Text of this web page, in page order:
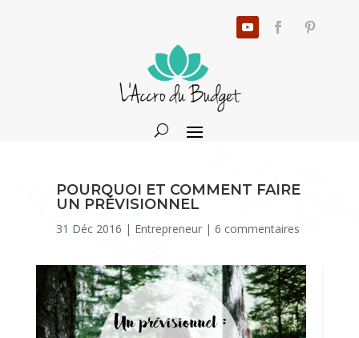
POURQUOI ET COMMENT FAIRE
UN PRÉVISIONNEL
31 Déc 2016 | Entrepreneur| 6 commentaires